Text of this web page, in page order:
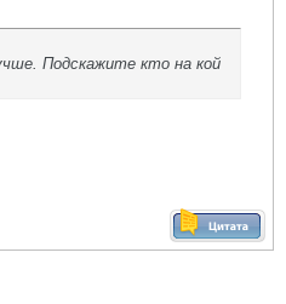
Подскажите кто на кой